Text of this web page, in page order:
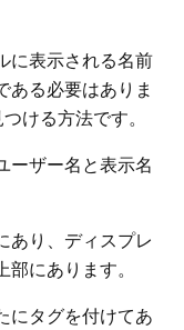
に表示される名前
ある必要はありま
ける方法です。
ーザー名と表示名
あり、ディスプレ
にあります。
にタグを付けてあ